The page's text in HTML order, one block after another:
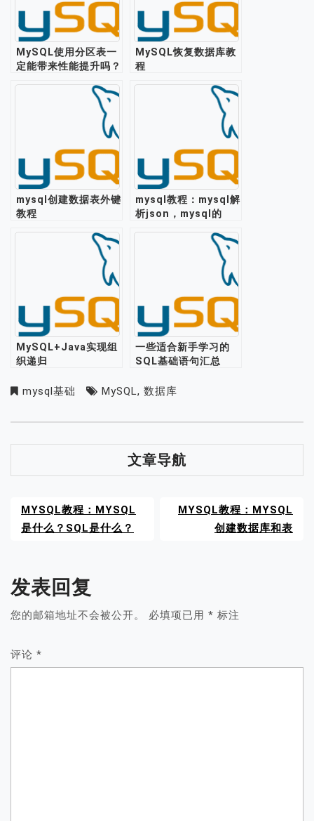
MySQL使用分区表一
定能带来性能提升吗？
MySQL恢复数据库教
程
mysql创建数据表外键
教程
mysql教程：mysql解
析json，mysql的
MySQL+Java实现组
织递归
一些适合新手学习的
SQL基础语句汇总
mysql基础 MySQL, 数据库
文章导航
MYSQL教程：MYSQL
是什么？SQL是什么？
MYSQL教程：MYSQL
创建数据库和表
发表回复
您的邮箱地址不会被公开。 必填项已用 * 标注
评论 *